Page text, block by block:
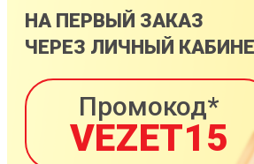
НА ПЕРВЫЙ ЗАКАЗ
ЧЕРЕЗ ЛИЧНЫЙ
Промокод*
VEZET15